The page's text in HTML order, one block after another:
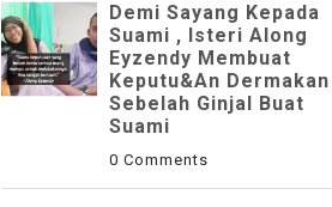
Demi Sayang Kepada
Suami , Isteri Along
Eyzendy Membuat
Keputu&an Dermakan
Sebelah Ginjal Buat
Suami
0 Comments